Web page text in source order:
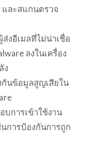
และสแกนตรวจ
งอีเมลที่ไม่น่าเชื่อ
ลงในเครื่อง
ง
กันข้อมูลสูญเสียใน
บการเข้าใช้งาน
การป้องกันการถูก